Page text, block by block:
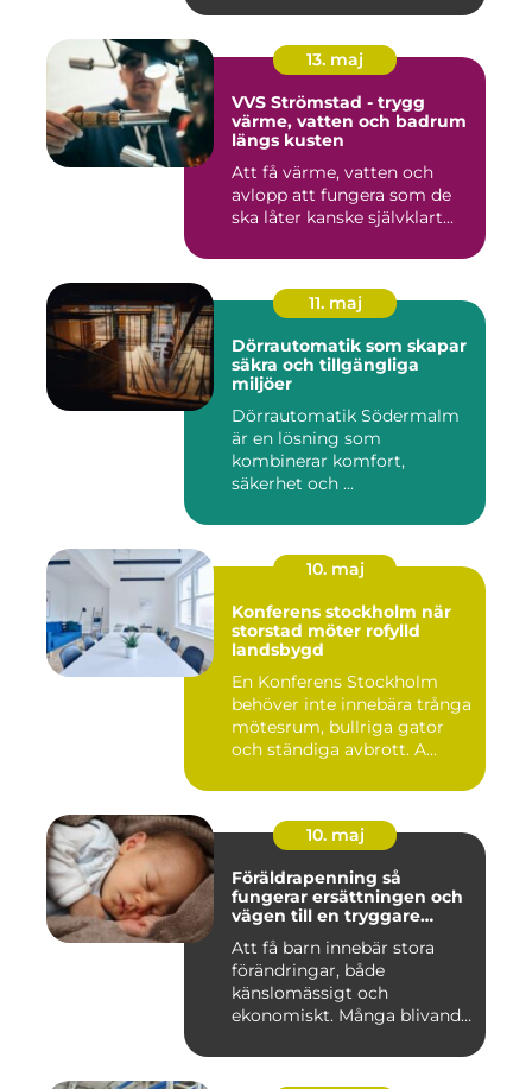
13. maj
VVS Strömstad - trygg
värme, vatten och badrum
längs kusten
Att få värme, vatten och
avlopp att fungera som de
ska låter kanske självklart...
11. maj
Dörrautomatik som skapar
säkra och tillgängliga
miljöer
Dörrautomatik Södermalm
är en lösning som
kombinerar komfort,
säkerhet och ...
10. maj
Konferens stockholm när
storstad möter rofylld
landsbygd
En Konferens Stockholm
behöver inte innebära trånga
mötesrum, bullriga gator
och ständiga avbrott. A...
10. maj
Föräldrapenning så
fungerar ersättningen och
vägen till en tryggare
Att få barn innebär stora
förändringar, både
känslomässigt och
ekonomiskt. Många blivande